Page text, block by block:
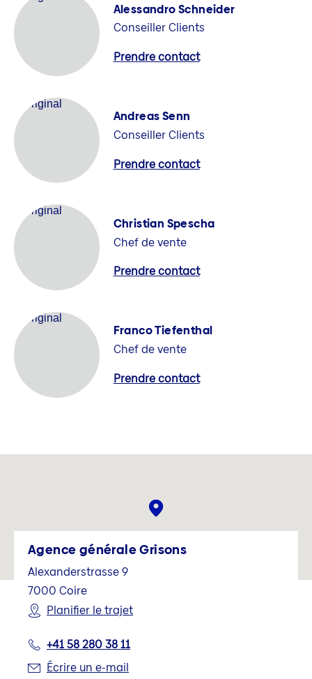
Alessandro Schneider
Conseiller Clients
Prendre contact
Andreas Senn
Conseiller Clients
Prendre contact
Christian Spescha
Chef de vente
Prendre contact
Franco Tiefenthal
Chef de vente
Prendre contact
Agence générale Grisons
Alexanderstrasse 9
7000 Coire
Planifier le trajet
+41 58 280 38 11
Écrire un e-mail